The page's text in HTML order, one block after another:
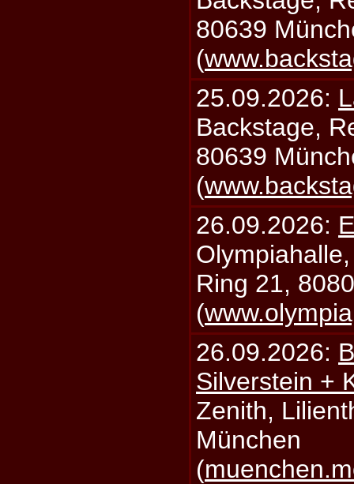
80639
(
25.09.2026:
Backstage,
80639
(
26.09.2026:
Ring 21,
(
26.09.2026:
Silverstein +
Zenith,
München
(